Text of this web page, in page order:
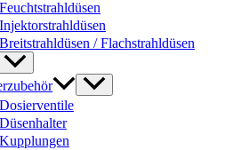
Feuchtstrahldüsen
Injektorstrahldüsen
Breitstrahldüsen / Flachstrahldüsen
Dosierventile
Düsenhalter
Kupplungen